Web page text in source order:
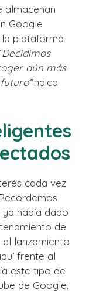
almacenan
Google
la plataforma
“Decidimos
aún más
indica
cada vez
había dado
de
lanzamiento
frente al
este tipo de
de Google.